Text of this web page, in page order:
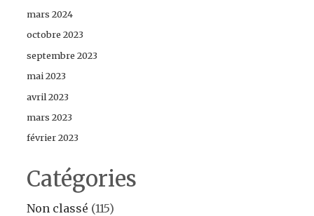
mars 2024
octobre 2023
septembre 2023
mai 2023
avril 2023
mars 2023
février 2023
Catégories
Non classé (115)